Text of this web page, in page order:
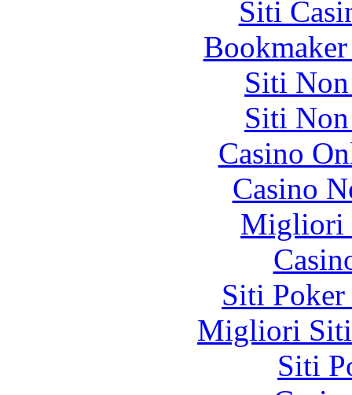
Siti
Siti
Siti
Casino
Casino
Migliori
Siti
Migliori Siti
Siti